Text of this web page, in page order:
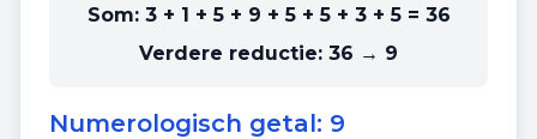
Som: 3 + 1 + 5 + 9 + 5 + 5 + 3 + 5= 36
Verdere reductie: 36 → 9
Numerologisch getal: 9